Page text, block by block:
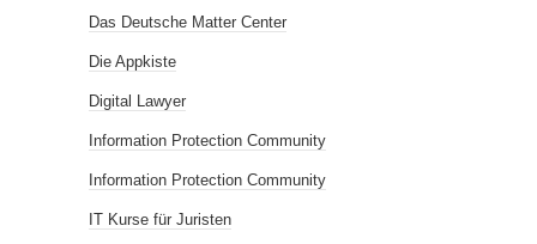
Das Deutsche Matter Center
Die Appkiste
Digital Lawyer
Information Protection Community
Information Protection Community
IT Kurse für Juristen